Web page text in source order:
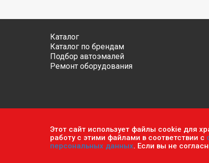
Каталог
Каталог по брендам
Подбор автоэмалей
Ремонт оборудования
Обратите внимание, что данный сайт носит
ч.2 ст. 437 Гражданского кодекса РФ.Политика
Этот сайт использует файлы cookie для
работу с этими файлами в соответствии с
персональных данных. Если вы не